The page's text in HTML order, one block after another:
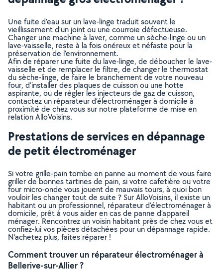
Une fuite d’eau sur un lave-linge traduit souvent le
vieillissement d’un joint ou une courroie défectueuse.
Changer une machine à laver, comme un sèche-linge ou un
lave-vaisselle, reste à la fois onéreux et néfaste pour la
préservation de l’environnement.
Afin de réparer une fuite du lave-linge, de déboucher le lave-
vaisselle et de remplacer le filtre, de changer le thermostat
du sèche-linge, de faire le branchement de votre nouveau
four, d’installer des plaques de cuisson ou une hotte
aspirante, ou de régler les injecteurs de gaz de cuisson,
contactez un réparateur d’électroménager à domicile à
proximité de chez vous sur notre plateforme de mise en
relation AlloVoisins.
Prestations de services en dépannage
de petit électroménager
Si votre grille-pain tombe en panne au moment de vous faire
griller de bonnes tartines de pain, si votre cafetière ou votre
four micro-onde vous jouent de mauvais tours, à quoi bon
vouloir les changer tout de suite ? Sur AlloVoisins, il existe un
habitant ou un professionnel, réparateur d’électroménager à
domicile, prêt à vous aider en cas de panne d’appareil
ménager. Rencontrez un voisin habitant près de chez vous et
confiez-lui vos pièces détachées pour un dépannage rapide.
N’achetez plus, faites réparer !
Comment trouver un réparateur électroménager à
Bellerive-sur-Allier ?